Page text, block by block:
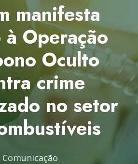
manifesta
Operação
Oculto
crime
no setor
Comunicação